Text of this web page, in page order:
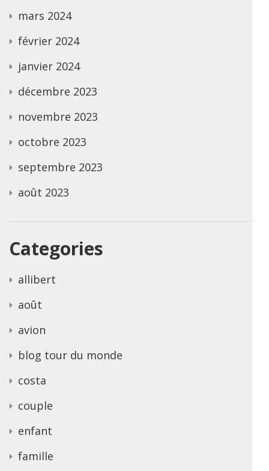
mars 2024
février 2024
janvier 2024
décembre 2023
novembre 2023
octobre 2023
septembre 2023
août 2023
Categories
allibert
août
avion
blog tour du monde
costa
couple
enfant
famille